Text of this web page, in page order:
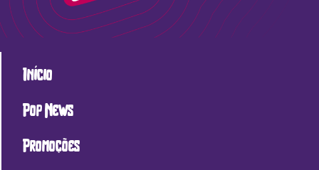
Início
Pop News
Promoções